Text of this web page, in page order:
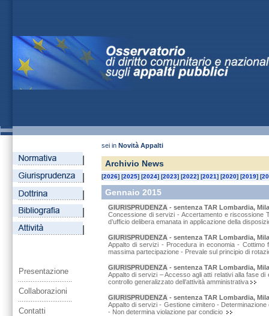
Presentazione
Collaborazioni
Contatti
sei in Novità Appalti
Archivio News
[2026] [2025] [2024] [2023] [2022] [2021] [2020] [2019] [
Gennaio 2015
GIURISPRUDENZA - sentenza TAR Lombardia,
Concessione di servizi - Accertamento e riscossione
d’ufficio delibera emanata in applicazione della
GIURISPRUDENZA - sentenza TAR Lombardia,
Appalto di servizi - Procedura in economia -
massima partecipazione - Prevale sul principio di
GIURISPRUDENZA - sentenza TAR Lombardia,
Appalto di servizi – Accesso agli atti relativi alla fase
controllo generalizzato dell’attività amministrativa
GIURISPRUDENZA - sentenza TAR Lombardia,
Appalto di servizi - Gestione cimitero -
- Non determina violazione par condicio